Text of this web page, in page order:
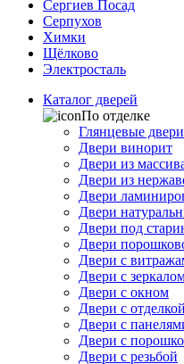
Сергиев Посад
Серпухов
Химки
Щёлково
Электросталь
Каталог дверей
По отделке
Глянцевые двери
Двери винорит
Двери из
Двери из
Двери
Двери
Двери под
Двери
Двери с
Двери с
Двери с окном
Двери с
Двери с
Двери с
Двери с резьбой